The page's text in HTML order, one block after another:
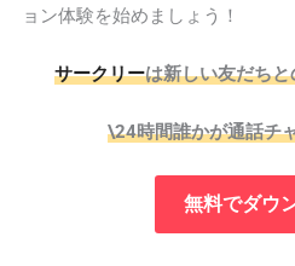
ョン体験を始めましょう！
サークリーは新しい友だち
\24時間誰かが通話チ
無料でダウ